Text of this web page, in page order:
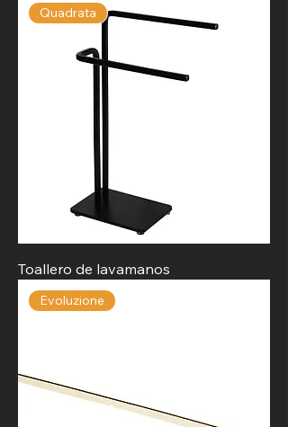
Quadrata
Toallero de lavamanos
Evoluzione